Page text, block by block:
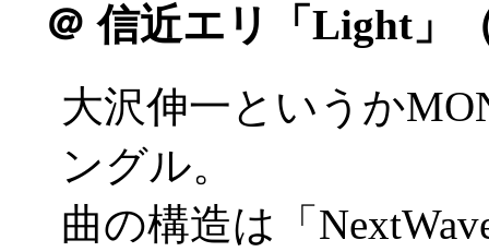
＠ 信近エリ「Light」
大沢伸一というか
ングル。
曲の構造は「